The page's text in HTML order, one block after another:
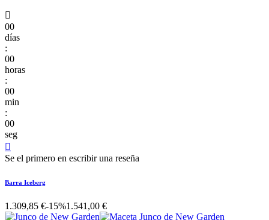

00
días
:
00
horas
:
00
min
:
00
seg

Se el primero en escribir una reseña
Barra Iceberg
1.309,85 €-15%1.541,00 €